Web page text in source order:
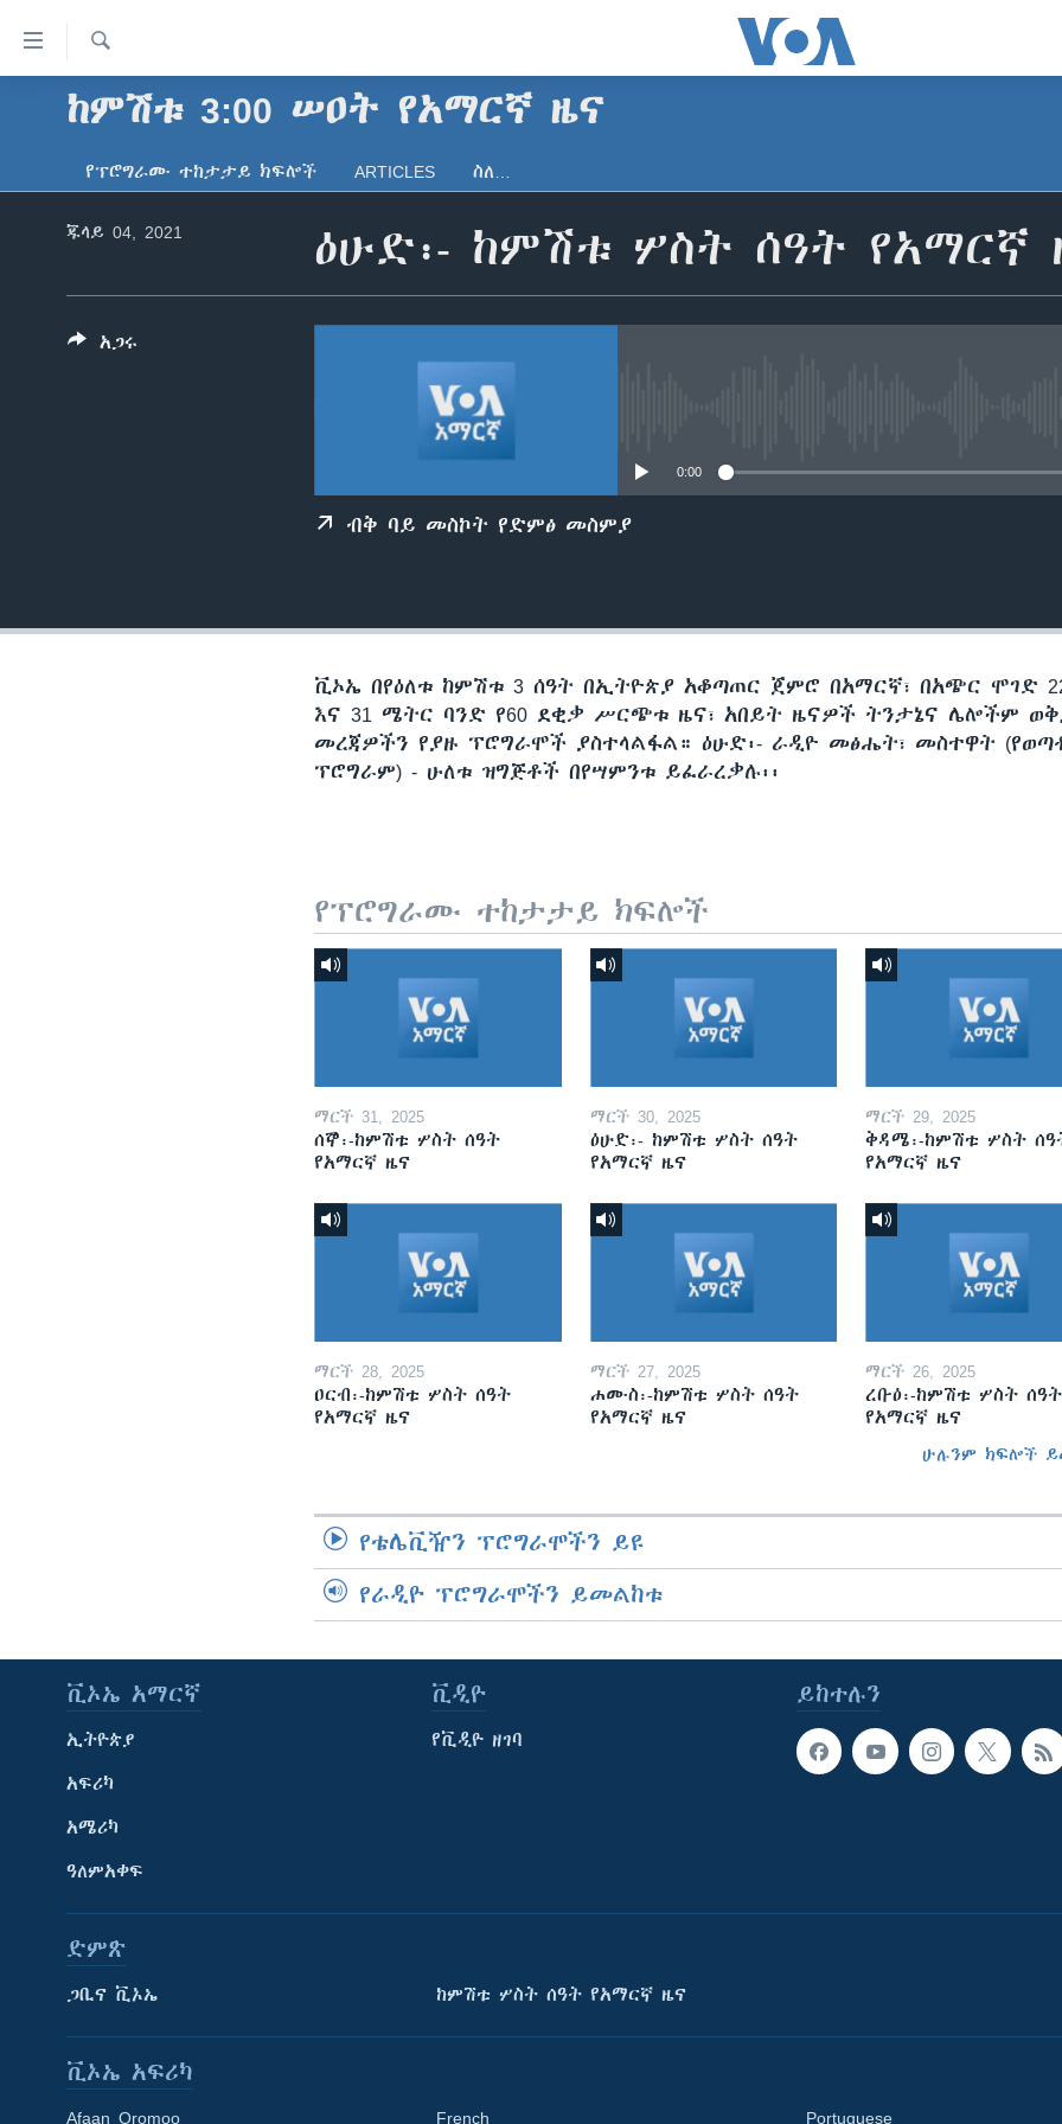
የመሥሪያ
ማገናኛዎች
አፍሪካ
ዓለምአቀፍ
ጋቢና ቪኦኤ
ከምሽቱ ሦስት ሰዓት የአማርኛ ዜና
ፈልግ
ከምሽቱ 3:00 ሠዐት የአማርኛ ዜና
የፕሮግራሙ ተከታታይ ክፍሎች ARTICLES ስለ…
ዕሁድ፡- ከምሽቱ ሦስት ሰዓት የአማርኛ
ጁላይ 04, 2021
0:00
ብቅ ባይ መስኮት የድምፅ መስምያ
አጋሩ
ቪኦኤ በየዕለቱ ከምሽቱ 3 ሰዓት በኢትዮጵያ አቆጣጠር ጀምሮ በአማርኛ፣ በአጭር ሞገድ
እና 31 ሜትር ባንድ የ60 ደቂቃ ሥርጭቱ ዜና፣ አበይት ዜናዎች ትንታኔና ሌሎችም
መረጃዎችን የያዙ ፕሮግራሞች ያስተላልፋል። ዕሁድ፡- ራዲዮ መፅሔት፣ መስተዋት
ፕሮግራም) - ሁለቱ ዝግጅቶች በየሣምንቱ ይፈራረቃሉ፡፡
የፕሮግራሙ ተከታታይ ክፍሎች
ማርች 31, 2025
ሰኞ፡-ከምሽቱ ሦስት ሰዓት
የአማርኛ ዜና
ማርች 30, 2025
ዕሁድ፡- ከምሽቱ ሦስት ሰዓት
የአማርኛ ዜና
ማርች 29, 2025
ቅዳሜ፡-ከምሽቱ ሦስት
የአማርኛ ዜና
ማርች 28, 2025
ዐርብ፡-ከምሽቱ ሦስት ሰዓት
የአማርኛ ዜና
ማርች 27, 2025
ሐሙስ፡-ከምሽቱ ሦስት ሰዓት
የአማርኛ ዜና
ማርች 26, 2025
ረቡዕ፡-ከምሽቱ ሦስት ሰዓት
የአማርኛ ዜና
ሁሉንም ክፍሎች
የቴሌቪዥን ፕሮግራሞችን ይዩ
የራዲዮ ፕሮግራሞችን ይመልከቱ
ይከተሉን
ቪኦኤ አማርኛ
ኢትዮጵያ
አፍሪካ
አሜሪካ
ዓለምአቀፍ
ቪዲዮ
የቪዲዮ ዘገባ
ድምጽ
ጋቢና ቪኦኤ ከምሽቱ ሦስት ሰዓት የአማርኛ ዜና
ቪኦኤ አፍሪካ
Afaan Oromoo French Portuguese